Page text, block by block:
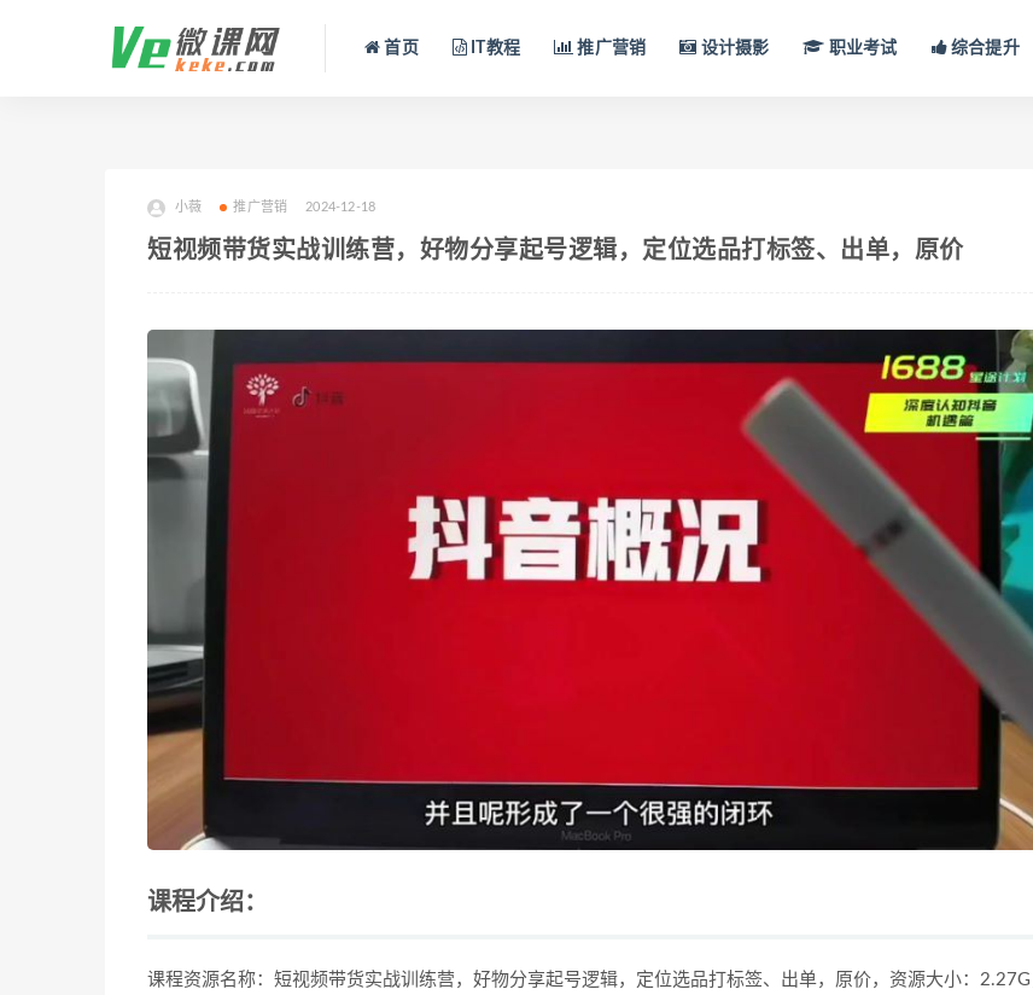
首页 IT教程 推广营销 设计摄影 职业考试 综合提升
小薇 推广营销 2024-12-18
短视频带货实战训练营，好物分享起号逻辑，定位选品打标签、出单，原价
课程介绍：
课程资源名称：短视频带货实战训练营，好物分享起号逻辑，定位选品打标签、出单，原价，资源大小：